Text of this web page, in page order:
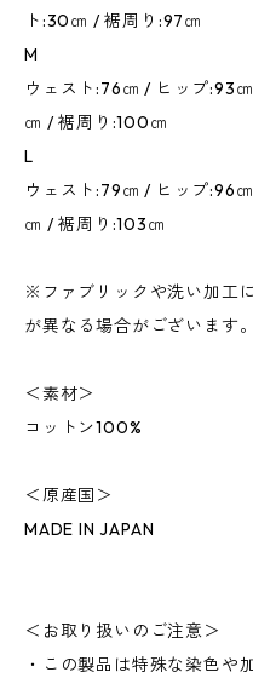
ト:30㎝ / 裾周り:97㎝
M
ウェスト:76㎝ / ヒップ:93
㎝ / 裾周り:100㎝
L
ウェスト:79㎝ / ヒップ:96
㎝ / 裾周り:103㎝
※ファブリックや洗い加工
が異なる場合がございます。
＜素材＞
コットン100%
＜原産国＞
MADE IN JAPAN
＜お取り扱いのご注意＞
・この製品は特殊な染色や